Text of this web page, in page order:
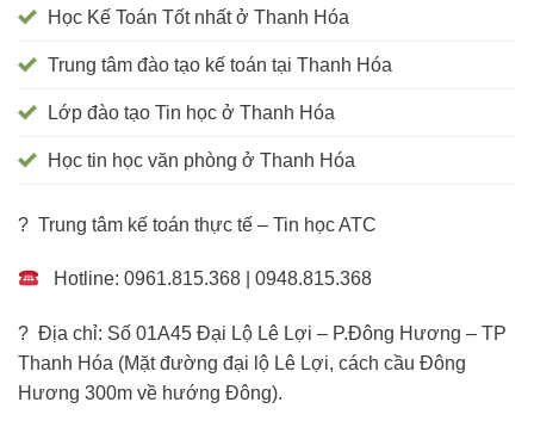
Học Kế Toán Tốt nhất ở Thanh Hóa
Trung tâm đào tạo kế toán tại Thanh Hóa
Lớp đào tạo Tin học ở Thanh Hóa
Học tin học văn phòng ở Thanh Hóa
? Trung tâm kế toán thực tế – Tin học ATC
Hotline: 0961.815.368 | 0948.815.368
? Địa chỉ: Số 01A45 Đại Lộ Lê Lợi – P.Đông Hương – TP
Thanh Hóa (Mặt đường đại lộ Lê Lợi, cách cầu Đông
Hương 300m về hướng Đông).